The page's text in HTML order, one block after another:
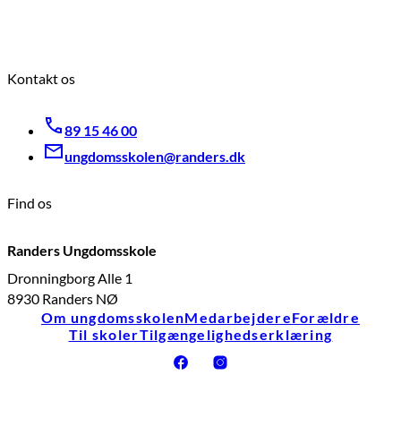
Kontakt os
89 15 46 00
ungdomsskolen@randers.dk
Find os
Randers Ungdomsskole
Dronningborg Alle 1
8930 Randers NØ
Om ungdomsskolenMedarbejdereForældre
Til skolerTilgængelighedserklæring